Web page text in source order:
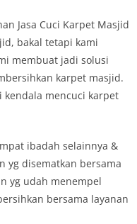
Jasa Cuci Karpet Masjid
bakal tetapi kami
membuat jadi solusi
karpet masjid.
kendala mencuci karpet
ibadah selainnya &
yg disematkan bersama
yg udah menempel
bersama layanan